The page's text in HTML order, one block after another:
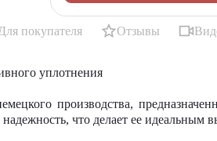
Для покупателя Отзывы
уплотнения
производства,
что делает ее идеальным